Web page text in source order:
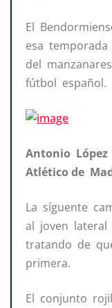
El
esa
del
fútbol español.
Antonio
Atlético de
La síguente
al joven lateral
tratando de
primera.
El conjunto